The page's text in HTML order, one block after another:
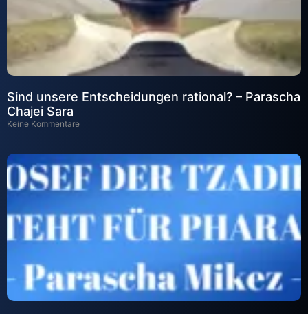
Sind unsere Entscheidungen rational? – Parascha
Chajei Sara
Keine Kommentare